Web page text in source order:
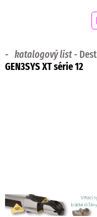
- katalogový list-
GEN3SYS XT série 12